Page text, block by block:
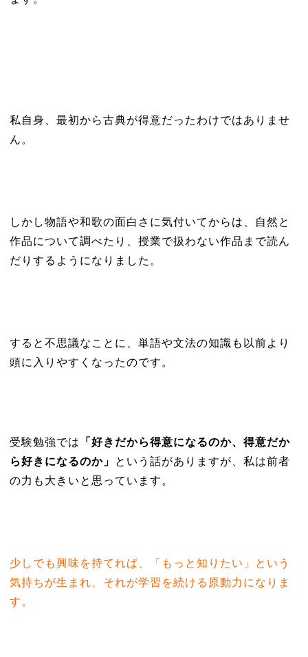
私自身、最初から古典が得意だったわけではありませ
ん。
しかし物語や和歌の面白さに気付いてからは、自然と
作品について調べたり、授業で扱わない作品まで読ん
だりするようになりました。
すると不思議なことに、単語や文法の知識も以前より
頭に入りやすくなったのです。
受験勉強では
「好きだから得意になるのか、得意だか
ら好きになるのか」
という話がありますが、私は前者
の力も大きいと思っています。
少しでも興味を持てれば、「もっと知りたい」という
気持ちが生まれ、それが学習を続ける原動力になりま
す。